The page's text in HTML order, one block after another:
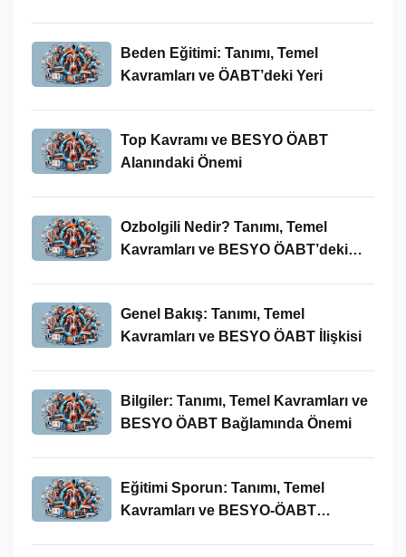
Beden Eğitimi: Tanımı, Temel
Kavramları ve ÖABT’deki Yeri
Top Kavramı ve BESYO ÖABT
Alanındaki Önemi
Ozbolgili Nedir? Tanımı, Temel
Kavramları ve BESYO ÖABT’deki
Genel Bakış: Tanımı, Temel
Kavramları ve BESYO ÖABT İlişkisi
Bilgiler: Tanımı, Temel Kavramları ve
BESYO ÖABT Bağlamında Önemi
Eğitimi Sporun: Tanımı, Temel
Kavramları ve BESYO-ÖABT